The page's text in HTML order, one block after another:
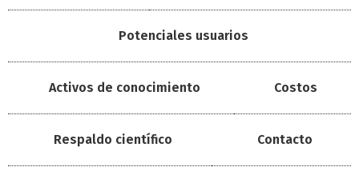
Potenciales usuarios
Activos de conocimiento Costos
Respaldo científico Contacto